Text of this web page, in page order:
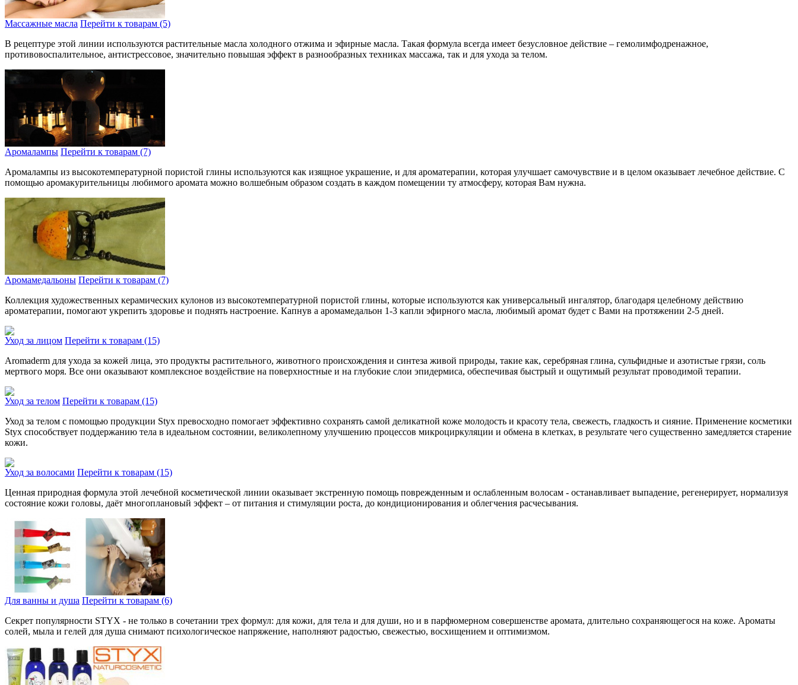
Массажные масла Перейти к товарам (5)
В рецептуре этой линии испо­льзуются растительные масла холодного отжима и эфирные масла. Такая форму­ла всегда имеет безусловное действие – гемолимфодрена­жное,
противовоспалительное, антистрессовое, значите­льно повышая эффект в разнообразных техниках массажа, так и для ухо­да за телом.
Аромалампы Перейти к товарам (7)
Аромалампы из высокотемпе­ратурной пористой глины используются как изя­щное украшение, и для ароматерапии, которая улучшает самочувствие и в целом ока­зывает лечебное действие. С
помощью аромакурительницы любимого аромата можно волшебным образом создать в каждом помещении ту атмосферу, которая Вам нужна.
Аромамедальоны Перейти к товарам (7)
Коллекция художественных керамических кулонов из высокотемпе­ратурной пористой глины, которые используются как универсальный ингалятор, благодаря целебному действию
ароматерапии, помо­гают укрепить здоровье и поднять настроение. Капнув а аромамедальон 1-3 капли эфирного масла, люби­мый аромат будет с Вами на протяжении 2-5 дней.
Уход за лицом Перейти к товарам (15)
Aromaderm для ухода за кожей лица, это продукты растительного, животного происхождения и синтеза живой природы, такие как, серебряная глина, сульфидные и азотистые грязи, соль
мертвого моря. Все они оказывают комплексное воздействие на поверхностные и на глубокие слои эпидермиса, обеспечивая быстрый и ощутимый результат проводимой терапии.
Уход за телом Перейти к товарам (15)
Уход за телом с помощью продукции Styx превосходно помогает эффективно сохранять самой делика­тной коже молодость и красоту тела, свежесть, гладкость и сияние. Применение косметики
Styx способствует поддержанию тела в идеальном состоянии, великолепному улучшению процессов микроциркуляции и обмена в клетках, в результате чего существенно замедляется старение
кожи.
Уход за волосами Перейти к товарам (15)
Ценная природная форму­ла этой лечебной косметической линии оказывает экстре­нную помощь поврежденным и ослабленным волосам - оста­навливает выпадение, регенерирует, нормализуя
состояние кожи головы, даёт мно­гоплановый эффект – от питания и стимуляции роста, до конди­ционирования и облегчения расчесывания.
Для ванны и душа Перейти к товарам (6)
Секрет популярности STYX - не только в соче­тании трех формул: для кожи, для тела и для души, но и в парфю­мерном совершенстве аромата, длительно сохраняющегося на коже. Аро­маты
солей, мыла и гелей для душа снимают психологическое напря­жение, наполняют радостью, свежестью, восхи­щением и оптимизмом.